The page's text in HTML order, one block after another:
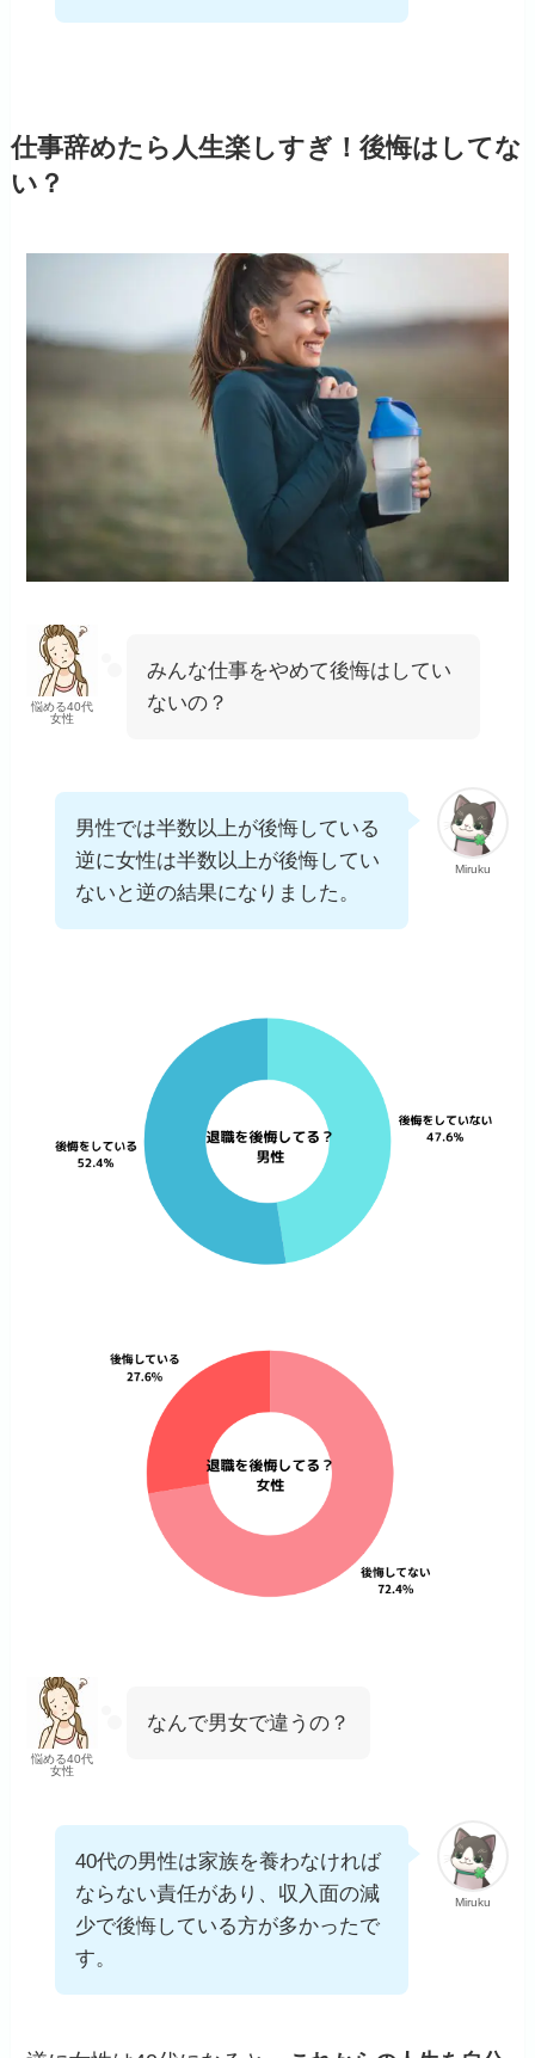
仕事辞めたら人生楽しすぎ！後悔はしてな
い？
悩める40代
女性
みんな仕事をやめて後悔はしてい
ないの？
Miruku
男性では半数以上が後悔している
逆に女性は半数以上が後悔してい
ないと逆の結果になりました。
悩める40代
女性
なんで男女で違うの？
Miruku
40代の男性は家族を養わなければ
ならない責任があり、収入面の減
少で後悔している方が多かったで
す。